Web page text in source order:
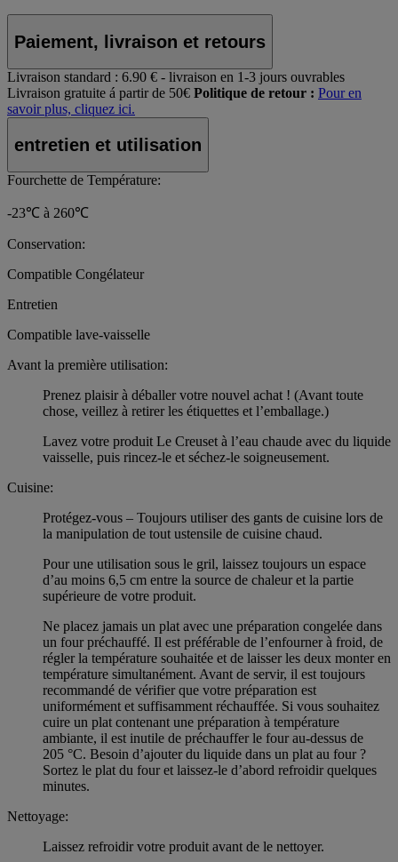
Paiement, livraison et retours
Livraison standard : 6.90 € - livraison en 1-3 jours ouvrables
Livraison gratuite á partir de 50€ Politique de retour : Pour en
savoir plus, cliquez ici.
entretien et utilisation
Fourchette de Température:
-23℃ à 260℃
Conservation:
Compatible Congélateur
Entretien
Compatible lave-vaisselle
Avant la première utilisation:
Prenez plaisir à déballer votre nouvel achat ! (Avant toute
chose, veillez à retirer les étiquettes et l’emballage.)
Lavez votre produit Le Creuset à l’eau chaude avec du liquide
vaisselle, puis rincez-le et séchez-le soigneusement.
Cuisine:
Protégez-vous – Toujours utiliser des gants de cuisine lors de
la manipulation de tout ustensile de cuisine chaud.
Pour une utilisation sous le gril, laissez toujours un espace
d’au moins 6,5 cm entre la source de chaleur et la partie
supérieure de votre produit.
Ne placez jamais un plat avec une préparation congelée dans
un four préchauffé. Il est préférable de l’enfourner à froid, de
régler la température souhaitée et de laisser les deux monter en
température simultanément. Avant de servir, il est toujours
recommandé de vérifier que votre préparation est
uniformément et suffisamment réchauffée. Si vous souhaitez
cuire un plat contenant une préparation à température
ambiante, il est inutile de préchauffer le four au-dessus de
205 °C. Besoin d’ajouter du liquide dans un plat au four ?
Sortez le plat du four et laissez-le d’abord refroidir quelques
minutes.
Nettoyage:
Laissez refroidir votre produit avant de le nettoyer.